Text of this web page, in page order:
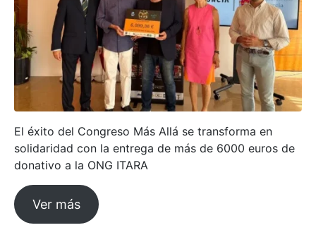
El éxito del Congreso Más Allá se transforma en
solidaridad con la entrega de más de 6000 euros de
donativo a la ONG ITARA
Ver más